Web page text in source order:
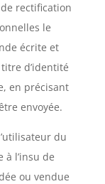
rectification
le
écrite et
d’identité
en précisant
envoyée.
du
à l’insu de
ou vendue